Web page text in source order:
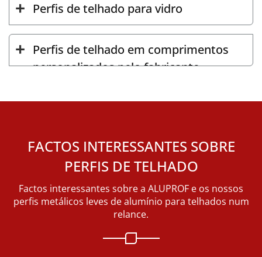
Perfis de telhado para vidro
Perfis de telhado em comprimentos
personalizados pelo fabricante
FACTOS INTERESSANTES SOBRE
PERFIS DE TELHADO
Factos interessantes sobre a ALUPROF e os nossos
perfis metálicos leves de alumínio para telhados num
relance.